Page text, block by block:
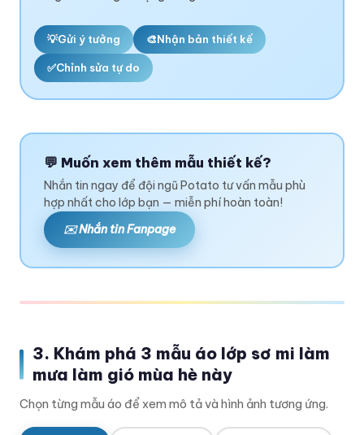
💡Gửi ý tưởng 🎨Nhận bản thiết kế
✅Chỉnh sửa tự do
💬 Muốn xem thêm mẫu thiết kế?
Nhắn tin ngay để đội ngũ Potato tư vấn mẫu phù
hợp nhất cho lớp bạn — miễn phí hoàn toàn!
✉️ Nhắn tin Fanpage
3. Khám phá 3 mẫu áo lớp sơ mi làm
mưa làm gió mùa hè này
Chọn từng mẫu áo để xem mô tả và hình ảnh tương ứng.